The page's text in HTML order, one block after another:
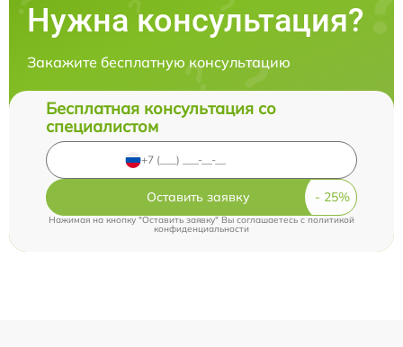
Нужна консультация?
Закажите бесплатную консультацию
Бесплатная консультация со
специалистом
Оставить заявку
Нажимая на кнопку "Оставить заявку" Вы соглашаетесь cполитикой
конфиденциальности